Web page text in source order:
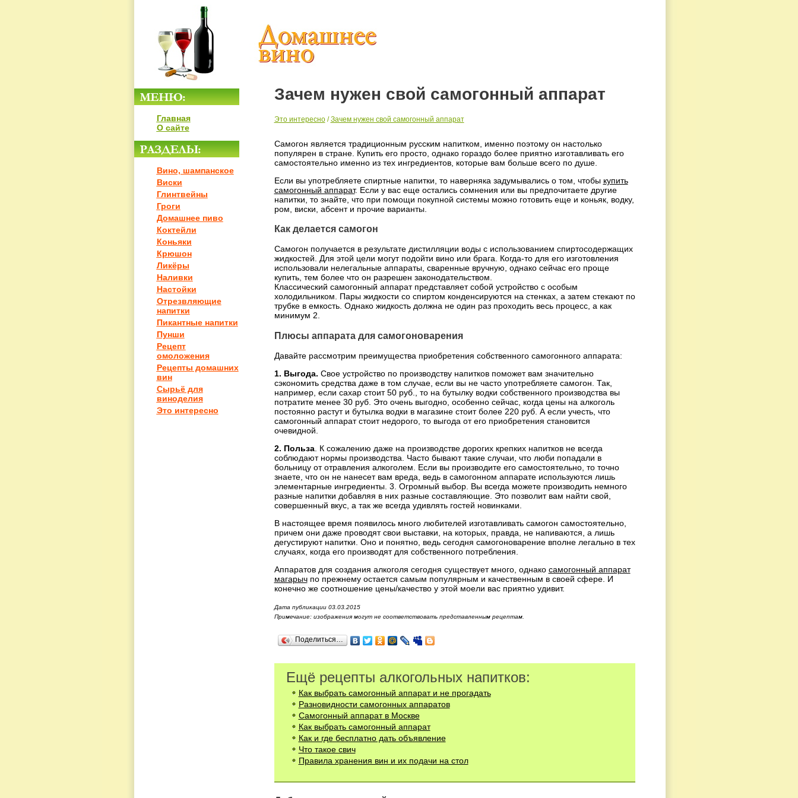
Главная
О сайте
Вино, шампанское
Виски
Глинтвейны
Гроги
Домашнее пиво
Коктейли
Коньяки
Крюшон
Ликёры
Наливки
Настойки
Отрезвляющие
напитки
Пикантные напитки
Пунши
Рецепт
омоложения
Рецепты домашних
вин
Сырьё для
виноделия
Это интересно
Зачем нужен свой самогонный аппарат
Это интересно/Зачем нужен свой самогонный аппарат
Самогон является традиционным русским напитком, именно поэтому он настолько
популярен в стране. Купить его просто, однако гораздо более приятно изготавливать его
самостоятельно именно из тех ингредиентов, которые вам больше всего по душе.
Если вы употребляете спиртные напитки, то наверняка задумывались о том, чтобы купить
самогонный аппарат. Если у вас еще остались сомнения или вы предпочитаете другие
напитки, то знайте, что при помощи покупной системы можно готовить еще и коньяк, водку,
ром, виски, абсент и прочие варианты.
Как делается самогон
Самогон получается в результате дистилляции воды с использованием спиртосодержащих
жидкостей. Для этой цели могут подойти вино или брага. Когда-то для его изготовления
использовали нелегальные аппараты, сваренные вручную, однако сейчас его проще
купить, тем более что он разрешен законодательством.
Классический самогонный аппарат представляет собой устройство с особым
холодильником. Пары жидкости со спиртом конденсируются на стенках, а затем стекают по
трубке в емкость. Однако жидкость должна не один раз проходить весь процесс, а как
минимум 2.
Плюсы аппарата для самогоноварения
Давайте рассмотрим преимущества приобретения собственного самогонного аппарата:
1. Выгода. Свое устройство по производству напитков поможет вам значительно
сэкономить средства даже в том случае, если вы не часто употребляете самогон. Так,
например, если сахар стоит 50 руб., то на бутылку водки собственного производства вы
потратите менее 30 руб. Это очень выгодно, особенно сейчас, когда цены на алкоголь
постоянно растут и бутылка водки в магазине стоит более 220 руб. А если учесть, что
самогонный аппарат стоит недорого, то выгода от его приобретения становится
очевидной.
2. Польза. К сожалению даже на производстве дорогих крепких напитков не всегда
соблюдают нормы производства. Часто бывают такие случаи, что люби попадали в
больницу от отравления алкоголем. Если вы производите его самостоятельно, то точно
знаете, что он не нанесет вам вреда, ведь в самогонном аппарате используются лишь
элементарные ингредиенты. 3. Огромный выбор. Вы всегда можете производить немного
разные напитки добавляя в них разные составляющие. Это позволит вам найти свой,
совершенный вкус, а так же всегда удивлять гостей новинками.
В настоящее время появилось много любителей изготавливать самогон самостоятельно,
причем они даже проводят свои выставки, на которых, правда, не напиваются, а лишь
дегустируют напитки. Оно и понятно, ведь сегодня самогоноварение вполне легально в тех
случаях, когда его производят для собственного потребления.
Аппаратов для создания алкоголя сегодня существует много, однако самогонный аппарат
магарычпо прежнему остается самым популярным и качественным в своей сфере. И
конечно же соотношение цены/качество у этой моели вас приятно удивит.
Дата публикации 03.03.2015
Примечание: изображения могут не соответствовать представленным рецептам.
Поделиться…
Ещё рецепты алкогольных напитков:
Как выбрать самогонный аппарат и не прогадать
Разновидности самогонных аппаратов
Самогонный аппарат в Москве
Как выбрать самогонный аппарат
Как и где бесплатно дать объявление
Что такое свич
Правила хранения вин и их подачи на стол